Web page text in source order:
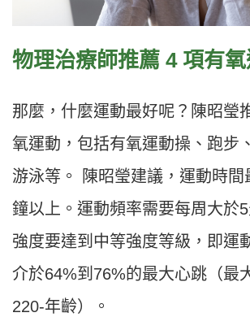
物理治療師推薦 4 項有
那麼，什麼運動最好呢？陳昭瑩
氧運動，包括有氧運動操、跑步
游泳等。 陳昭瑩建議，運動時間
鐘以上。運動頻率需要每周大於
強度要達到中等強度等級，即運
介於64%到76%的最大心跳（最
220-年齡）。